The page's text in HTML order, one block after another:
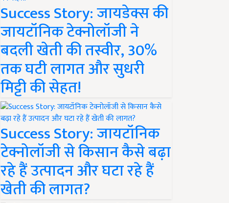
Success Story: जायडेक्स की
जायटॉनिक टेक्नोलॉजी ने
बदली खेती की तस्वीर, 30%
तक घटी लागत और सुधरी
मिट्टी की सेहत!
Success Story: जायटॉनिक
टेक्नोलॉजी से किसान कैसे बढ़ा
रहे हैं उत्पादन और घटा रहे हैं
खेती की लागत?